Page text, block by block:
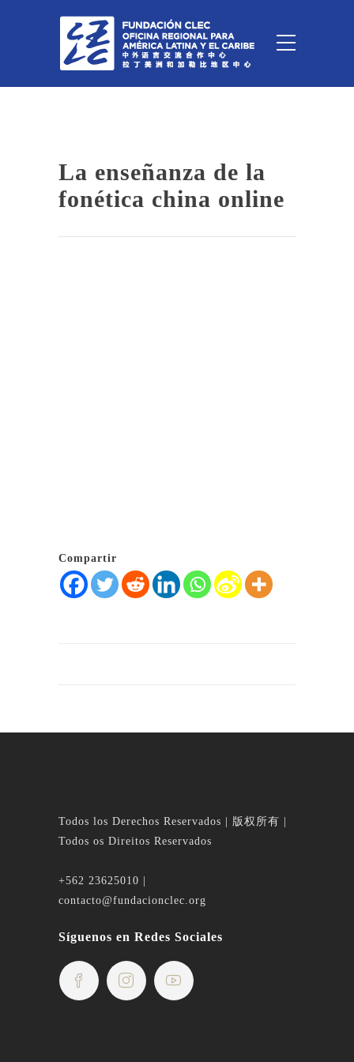
La enseñanza de la
fonética china online
Compartir
Todos los Derechos Reservados | 版权所有 |
Todos os Direitos Reservados
+562 23625010 |
contacto@fundacionclec.org
Síguenos en Redes Sociales